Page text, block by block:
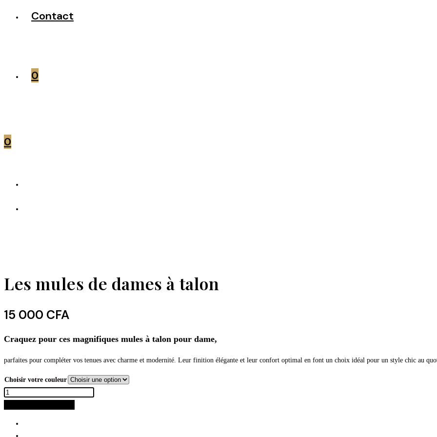
Contact
0
0
Les mules de dames à talon
15 000 CFA
Craquez pour ces magnifiques mules à talon pour dame,
parfaites pour compléter vos tenues avec charme et modernité. Leur finition élégante et leur confort optimal en font un choix idéal pour un style chic au
Choisir votre couleur